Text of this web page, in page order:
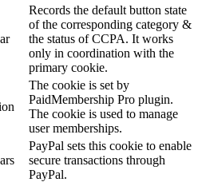
Records the default button state
of the corresponding category &
the status of CCPA. It works
only in coordination with the
primary cookie.
The cookie is set by
PaidMembership Pro plugin.
The cookie is used to manage
user memberships.
PayPal sets this cookie to enable
secure transactions through
PayPal.